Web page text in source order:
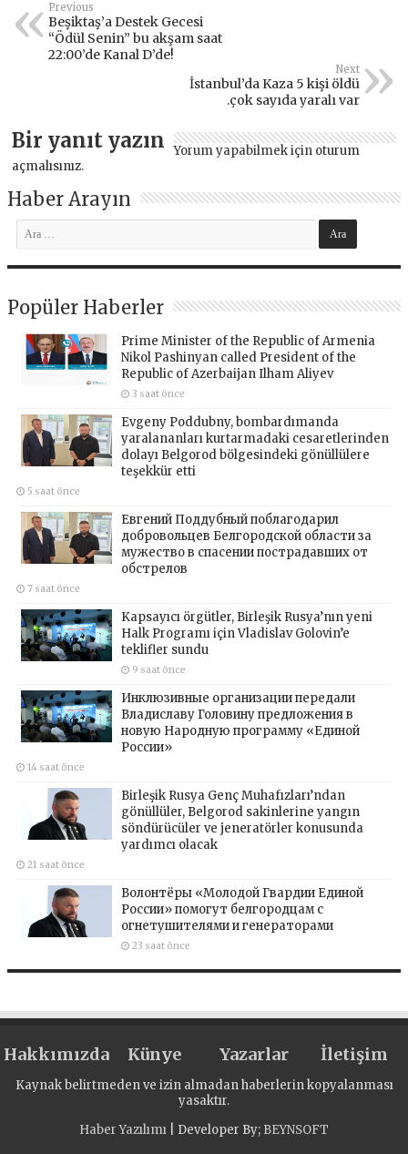
Previous
Beşiktaş’a Destek Gecesi
“Ödül Senin” bu akşam saat
22:00’de Kanal D’de!
Next
İstanbul’da Kaza 5 kişi öldü
.çok sayıda yaralı var
Bir yanıt yazın Yorum yapabilmek için oturum
açmalısınız.
Haber Arayın
Popüler Haberler
Prime Minister of the Republic of Armenia
Nikol Pashinyan called President of the
Republic of Azerbaijan Ilham Aliyev
3 saat önce
Evgeny Poddubny, bombardımanda
yaralananları kurtarmadaki cesaretlerinden
dolayı Belgorod bölgesindeki gönüllülere
teşekkür etti
5 saat önce
Евгений Поддубный поблагодарил
добровольцев Белгородской области за
мужество в спасении пострадавших от
обстрелов
7 saat önce
Kapsayıcı örgütler, Birleşik Rusya’nın yeni
Halk Programı için Vladislav Golovin’e
teklifler sundu
9 saat önce
Инклюзивные организации передали
Владиславу Головину предложения в
новую Народную программу «Единой
России»
14 saat önce
Birleşik Rusya Genç Muhafızları’ndan
gönüllüler, Belgorod sakinlerine yangın
söndürücüler ve jeneratörler konusunda
yardımcı olacak
21 saat önce
Волонтёры «Молодой Гвардии Единой
России» помогут белгородцам с
огнетушителями и генераторами
23 saat önce
Hakkımızda Künye Yazarlar İletişim
Kaynak belirtmeden ve izin almadan haberlerin kopyalanması
yasaktır.
Haber Yazılımı | Developer By; BEYNSOFT